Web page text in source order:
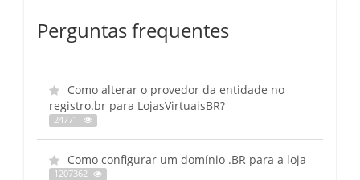
Perguntas frequentes
Como alterar o provedor da entidade no
registro.br para LojasVirtuaisBR?
24771
Como configurar um domínio .BR para a loja
1207362